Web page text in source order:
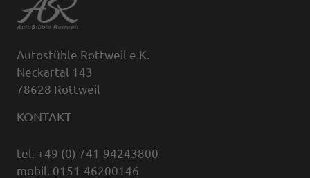
Autostüble Rottweil e.K.
Neckartal 143
78628 Rottweil
KONTAKT
tel. +49 (0) 741-94243800
mobil. 0151-46200146